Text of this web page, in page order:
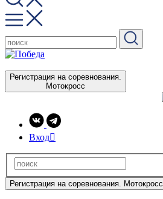
Регистрация на соревнования.
Мотокросс
Вход
Регистрация на соревнования. Мотокросс